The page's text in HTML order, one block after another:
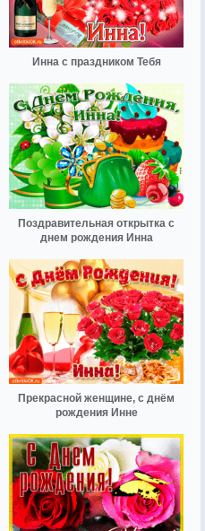
Инна с праздником Тебя
Поздравительная открытка с
днем рождения Инна
Прекрасной женщине, с днём
рождения Инне